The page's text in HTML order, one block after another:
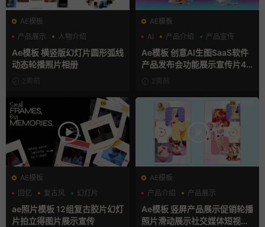
AE模板
产品展示
人物介绍
团队介绍
Ae模板 横竖版幻灯片圆形弧线
动态轮播照片相册
2周前
AE模板
AI
产品介绍 产品宣传
Ae模板 创意AI生图SaaS软件
产品发布会功能展示宣传片4K
片头2周前
AE模板
回忆
复古风 幻灯片
ae照片模板 12组复古胶片幻灯
片拍立得图片展示宣传
AE模板
产品介绍
产品展示
卡通模板
Ae模板 竖屏产品展示促销轮播
照片滑动展示社交媒体短视频